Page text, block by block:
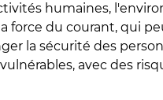
humaines,
force du courant, qui
la sécurité des
avec des